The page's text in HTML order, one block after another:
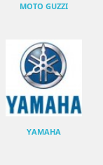
MOTO GUZZI
YAMAHA